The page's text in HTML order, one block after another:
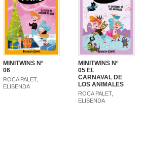
MINITWINS Nº
06
ROCA PALET,
ELISENDA
MINITWINS Nº
05 EL
CARNAVAL DE
LOS ANIMALES
ROCA PALET,
ELISENDA